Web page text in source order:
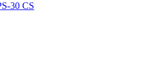
30 CS